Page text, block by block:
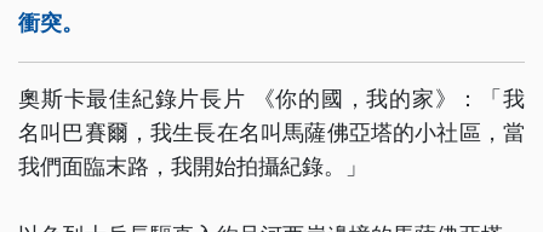
衝突。
奧斯卡最佳紀錄片長片 《你的國，我的家》：「我
名叫巴賽爾，我生長在名叫馬薩佛亞塔的小社區，當
我們面臨末路，我開始拍攝紀錄。」